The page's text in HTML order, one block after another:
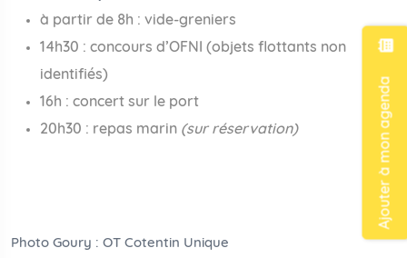
Ajouter à mon agenda
à partir de 8h : vide-greniers
14h30 : concours d’OFNI (objets flottants non
identifiés)
16h : concert sur le port
20h30 : repas marin (sur réservation)
Photo Goury : OT Cotentin Unique